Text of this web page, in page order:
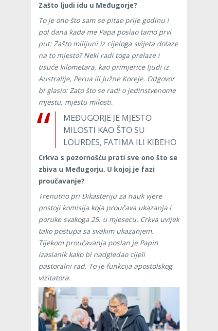
Zašto ljudi idu u Međugorje?
To je ono što sam se pitao prije godinu i
pol dana kada me Papa poslao tamo prvi
put: Zašto milijuni iz cijeloga svijeta dolaze
na to mjesto? Neki radi toga prelaze i
tisuće kilometara, kao primjerice ljudi iz
Australije, Perua ili Južne Koreje. Odgovor
bi glasio: Zato što se radi o jedinstvenome
mjestu, mjestu milosti.
MEĐUGORJE JE MJESTO
MILOSTI KAO ŠTO SU
LOURDES, FATIMA ILI KIBEHO
Crkva s pozornošću prati sve ono što se
zbiva u Međugorju. U kojoj je fazi
proučavanje?
Trenutno pri Dikasteriju za nauk vjere
postoji komisija koja proučava ukazanja i
poruke svakoga 25. u mjesecu. Crkva uvijek
tako postupa sa svakim ukazanjem.
Tijekom proučavanja poslan je Papin
izaslanik kako bi nadgledao cijeli
pastoralni rad. To je funkcija apostolskog
vizitatora.